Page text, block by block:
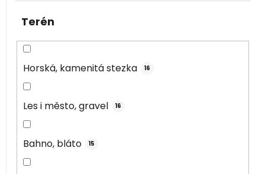
Terén
Horská, kamenitá stezka 16
Les i město, gravel 16
Bahno, bláto 15